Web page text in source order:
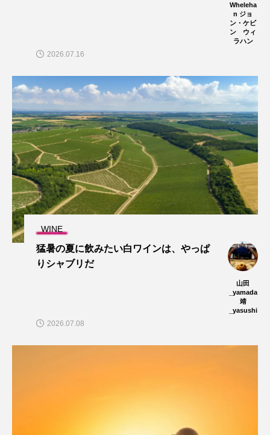
Wheleha
n ジョ
ン・ケビ
ン ウィ
ラハン
2026.07.16
WINE
猛暑の夏に飲みたい白ワインは、やっぱ
りシャブリだ
山田
_yamada
靖
_yasushi
2026.07.08